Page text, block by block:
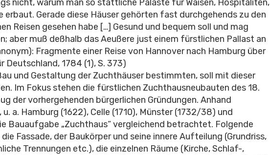
nicht, warum man so stattliche Paläste für Waisen, Hospitaliten,
erbaut. Gerade diese Häuser gehörten fast durchgehends zu den
Reisen gesehen habe […] Gesund und bequem soll und mag
aber muß deßhalb das Aeußere just einem fürstlichen Pallast an
Fragmente einer Reise von Hannover nach Hamburg über
Deutschland, 1784 (1), S. 373)
und Gestaltung der Zuchthäuser bestimmten, soll mit dieser
Im Fokus stehen die fürstlichen Zuchthausneubauten des 18.
der vorhergehenden bürgerlichen Gründungen. Anhand
a. Hamburg (1622), Celle (1710), Münster (1732/38) und
Bauaufgabe „Zuchthaus“ vergleichend betrachtet. Folgende
Fassade, der Baukörper und seine innere Aufteilung (Grundriss,
Trennungen etc.), die einzelnen Räume (Kirche, Schlaf-,